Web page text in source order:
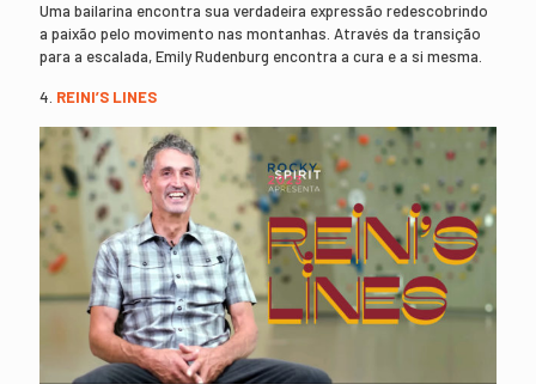
Uma bailarina encontra sua verdadeira expressão redescobrindo
a paixão pelo movimento nas montanhas. Através da transição
para a escalada, Emily Rudenburg encontra a cura e a si mesma.
4. REINI’S LINES